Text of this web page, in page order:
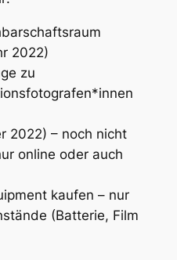
2022)
zu
2022) – noch nicht
online oder auch
kaufen – nur
(Batterie, Film